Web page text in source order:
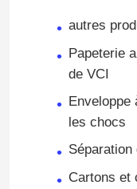
autres
Papeterie
de VCI
Enveloppe
les chocs
Cartons et